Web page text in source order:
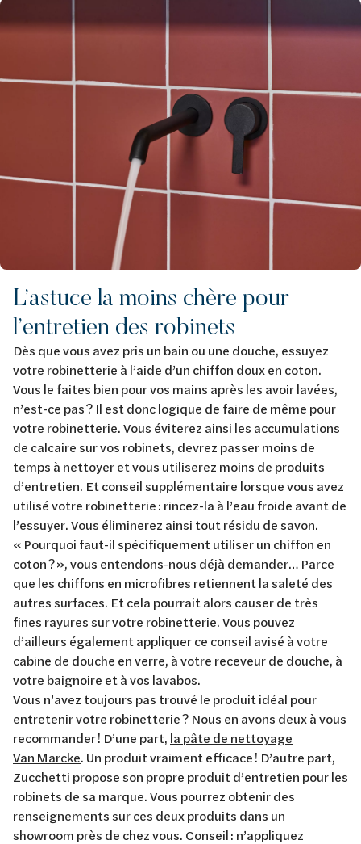
Afbeelding
L’astuce la moins chère pour
l’entretien des robinets
Dès que vous avez pris un bain ou une douche, essuyez
votre robinetterie à l’aide d’un chiffon doux en coton.
Vous le faites bien pour vos mains après les avoir lavées,
n’est-ce pas ? Il est donc logique de faire de même pour
votre robinetterie. Vous éviterez ainsi les accumulations
de calcaire sur vos robinets, devrez passer moins de
temps à nettoyer et vous utiliserez moins de produits
d’entretien. Et conseil supplémentaire lorsque vous avez
utilisé votre robinetterie : rincez-la à l’eau froide avant de
l’essuyer. Vous éliminerez ainsi tout résidu de savon.
« Pourquoi faut-il spécifiquement utiliser un chiffon en
coton ? », vous entendons-nous déjà demander… Parce
que les chiffons en microfibres retiennent la saleté des
autres surfaces. Et cela pourrait alors causer de très
fines rayures sur votre robinetterie. Vous pouvez
d’ailleurs également appliquer ce conseil avisé à votre
cabine de douche en verre, à votre receveur de douche, à
votre baignoire et à vos lavabos.
Vous n’avez toujours pas trouvé le produit idéal pour
entretenir votre robinetterie ? Nous en avons deux à vous
recommander ! D’une part, la pâte de nettoyage
Van Marcke. Un produit vraiment efficace ! D’autre part,
Zucchetti propose son propre produit d’entretien pour les
robinets de sa marque. Vous pourrez obtenir des
renseignements sur ces deux produits dans un
showroom près de chez vous. Conseil : n’appliquez